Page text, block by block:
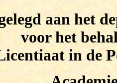
aan het
voor het
in de